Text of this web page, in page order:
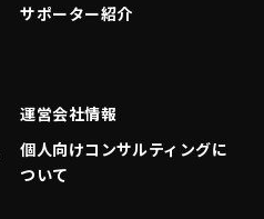
サポーター紹介
運営会社情報
個人向けコンサルティングに
ついて